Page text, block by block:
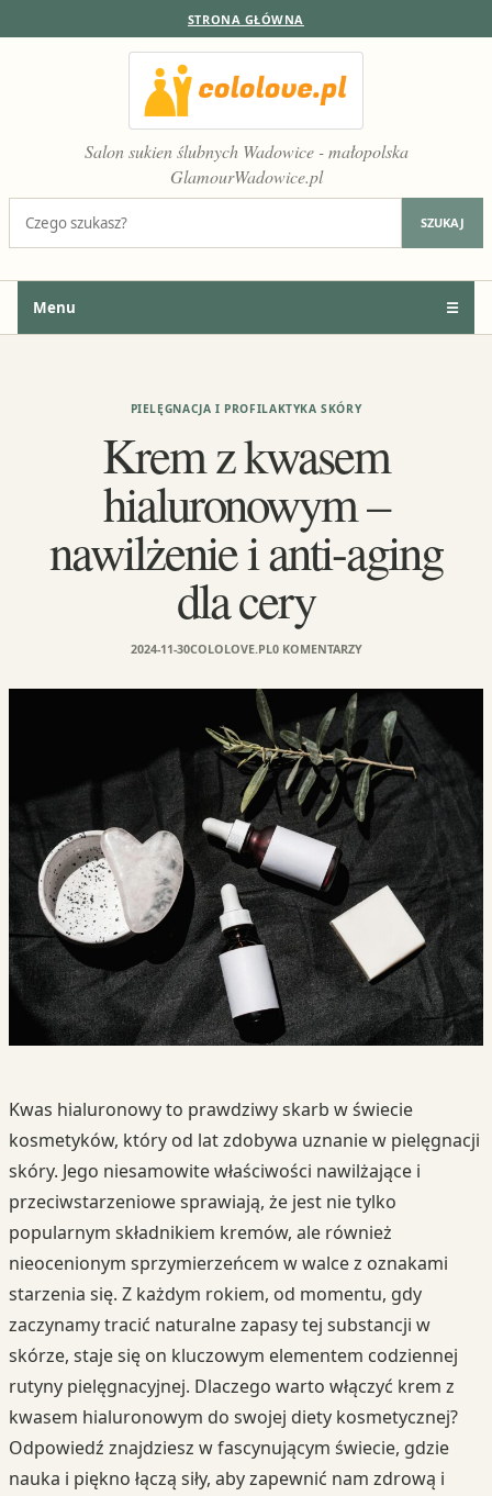
STRONA GŁÓWNA
Salon sukien ślubnych Wadowice - małopolska
GlamourWadowice.pl
SZUKAJ
Menu ☰
PIELĘGNACJA I PROFILAKTYKA SKÓRY
Krem z kwasem
hialuronowym –
nawilżenie i anti-aging
dla cery
2024-11-30COLOLOVE.PL0 KOMENTARZY
Kwas hialuronowy to prawdziwy skarb w świecie
kosmetyków, który od lat zdobywa uznanie w pielęgnacji
skóry. Jego niesamowite właściwości nawilżające i
przeciwstarzeniowe sprawiają, że jest nie tylko
popularnym składnikiem kremów, ale również
nieocenionym sprzymierzeńcem w walce z oznakami
starzenia się. Z każdym rokiem, od momentu, gdy
zaczynamy tracić naturalne zapasy tej substancji w
skórze, staje się on kluczowym elementem codziennej
rutyny pielęgnacyjnej. Dlaczego warto włączyć krem z
kwasem hialuronowym do swojej diety kosmetycznej?
Odpowiedź znajdziesz w fascynującym świecie, gdzie
nauka i piękno łączą siły, aby zapewnić nam zdrową i